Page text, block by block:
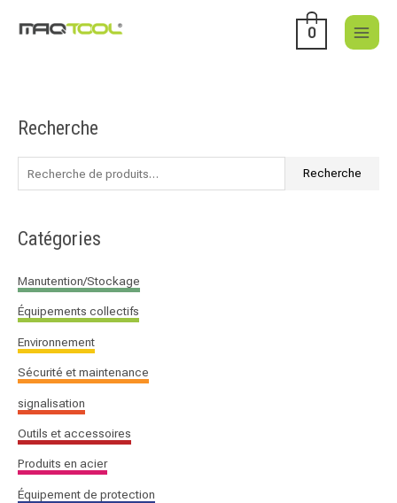
0
Recherche
R
r
h
e
p
u
r
:
Recherche
Catégories
Manutention/Stockage
Équipements collectifs
Environnement
Sécurité et maintenance
signalisation
Outils et accessoires
Produits en acier
Équipement de protection